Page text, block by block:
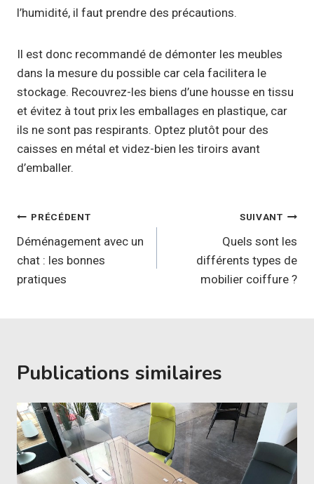
l’humidité, il faut prendre des précautions.
Il est donc recommandé de démonter les meubles
dans la mesure du possible car cela facilitera le
stockage. Recouvrez-les biens d’une housse en tissu
et évitez à tout prix les emballages en plastique, car
ils ne sont pas respirants. Optez plutôt pour des
caisses en métal et videz-bien les tiroirs avant
d’emballer.
Navigation
de
l’article
PRÉCÉDENT
Déménagement avec un
chat : les bonnes
pratiques
SUIVANT
Quels sont les
différents types de
mobilier coiffure ?
Publications similaires